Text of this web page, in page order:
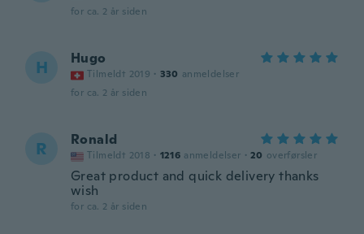
for ca. 2 år siden
H Hugo
Tilmeldt 2019 · 330 anmeldelser
for ca. 2 år siden
R Ronald
Tilmeldt 2018 · 1216 anmeldelser · 20 overførsler
Great product and quick delivery thanks
wish
for ca. 2 år siden